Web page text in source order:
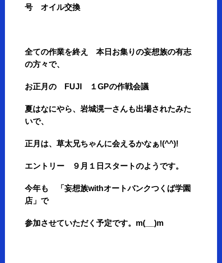
号 オイル交換
全ての作業を終え 本日お集りの妄想族の有志
の方々で、
お正月の FUJI １GPの作戦会議
夏はなにやら、岩城滉一さんも出場されたみた
いで、
正月は、草太兄ちゃんに会えるかなぁ!(^^)!
エントリー ９月１日スタートのようです。
今年も 「妄想族withオートバンクつくば学園
店」で
参加させていただく予定です。m(__)m